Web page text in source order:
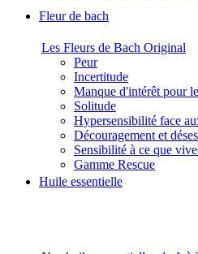
Fleur de bach
Les Fleurs de Bach Original
Peur
Incertitude
Manque d'intérêt pour
Solitude
Hypersensibilité face
Découragement et
Sensibilité à ce que
Gamme Rescue
Huile essentielle